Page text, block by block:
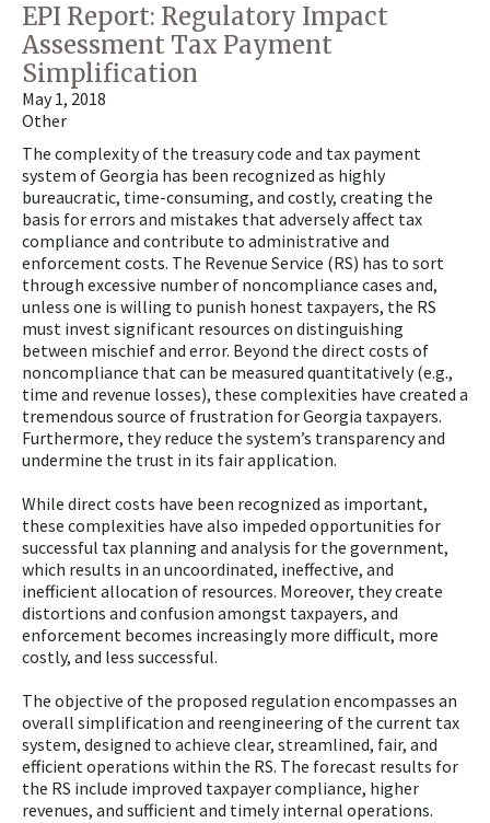
EPI Report: Regulatory Impact
Assessment Tax Payment
Simplification
May 1, 2018
Other
The complexity of the treasury code and tax payment
system of Georgia has been recognized as highly
bureaucratic, time-consuming, and costly, creating the
basis for errors and mistakes that adversely affect tax
compliance and contribute to administrative and
enforcement costs. The Revenue Service (RS) has to sort
through excessive number of noncompliance cases and,
unless one is willing to punish honest taxpayers, the RS
must invest significant resources on distinguishing
between mischief and error. Beyond the direct costs of
noncompliance that can be measured quantitatively (e.g.,
time and revenue losses), these complexities have created a
tremendous source of frustration for Georgia taxpayers.
Furthermore, they reduce the system’s transparency and
undermine the trust in its fair application.
While direct costs have been recognized as important,
these complexities have also impeded opportunities for
successful tax planning and analysis for the government,
which results in an uncoordinated, ineffective, and
inefficient allocation of resources. Moreover, they create
distortions and confusion amongst taxpayers, and
enforcement becomes increasingly more difficult, more
costly, and less successful.
The objective of the proposed regulation encompasses an
overall simplification and reengineering of the current tax
system, designed to achieve clear, streamlined, fair, and
efficient operations within the RS. The forecast results for
the RS include improved taxpayer compliance, higher
revenues, and sufficient and timely internal operations.